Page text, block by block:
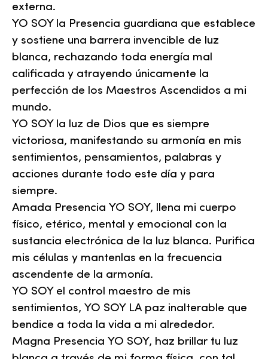
externa.
YO SOY la Presencia guardiana que establece
y sostiene una barrera invencible de luz
blanca, rechazando toda energía mal
calificada y atrayendo únicamente la
perfección de los Maestros Ascendidos a mi
mundo.
YO SOY la luz de Dios que es siempre
victoriosa, manifestando su armonía en mis
sentimientos, pensamientos, palabras y
acciones durante todo este día y para
siempre.
Amada Presencia YO SOY, llena mi cuerpo
físico, etérico, mental y emocional con la
sustancia electrónica de la luz blanca. Purifica
mis células y mantenlas en la frecuencia
ascendente de la armonía.
YO SOY el control maestro de mis
sentimientos, YO SOY LA paz inalterable que
bendice a toda la vida a mi alrededor.
Magna Presencia YO SOY, haz brillar tu luz